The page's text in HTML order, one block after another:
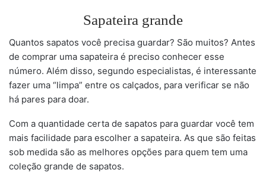
Sapateira grande
Quantos sapatos você precisa guardar? São muitos? Antes
de comprar uma sapateira é preciso conhecer esse
número. Além disso, segundo especialistas, é interessante
fazer uma “limpa” entre os calçados, para verificar se não
há pares para doar.
Com a quantidade certa de sapatos para guardar você tem
mais facilidade para escolher a sapateira. As que são feitas
sob medida são as melhores opções para quem tem uma
coleção grande de sapatos.